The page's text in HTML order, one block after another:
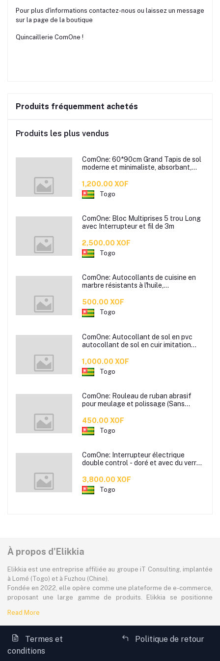
Pour plus d'informations contactez-nous ou laissez un message
sur la page de la boutique
Quincaillerie ComOne !
Produits fréquemment achetés
Produits les plus vendus
ComOne: 60*90cm Grand Tapis de sol
moderne et minimaliste, absorbant,
toilettes, chambre à coucher, porte
d'entrée
1,200.00 XOF
Togo
ComOne: Bloc Multiprises 5 trou Long
avec Interrupteur et fil de 3m
2,500.00 XOF
Togo
ComOne: Autocollants de cuisine en
marbre résistants à l'huile,
résistants aux hautes températures,
hotte de cuisine, poêle, auto-adhésifs
imperméables et résistants
500.00 XOF
Togo
ComOne: Autocollant de sol en pvc
autocollant de sol en cuir imitation
posé directement colle de sol sans
formaldéhyde - disponible en plusieurs
couleurs
1,000.00 XOF
Togo
ComOne: Rouleau de ruban abrasif
pour meulage et polissage (Sans
450.00 XOF
Togo
ComOne: Interrupteur électrique
double control - doré et avec du verre
double
3,800.00 XOF
Togo
À propos d'Elikkia
Elikkia est une entreprise affiliée au groupe iT Consulting, implantée
à Lomé (Togo) et à Fuzhou (Chine).
Fondée en 2022, elle opère comme une plateforme de e-commerce,
proposant une large gamme de produits. Elikkia se positionne
offrant à la fois la possibilité d'acheter localement et directement
depuis la Chine.
La plateforme dessert à plus de 80% le marché africain
francophone, avec une attention particulière portée à l'accessibilité,
aux réalités locales et aux besoins spécifiques des consommateurs.
Read More
Termes et
conditions
Politique de retour